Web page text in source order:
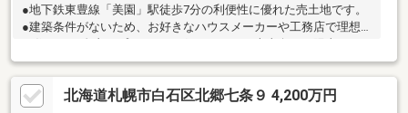
●地下鉄東豊線「美園」駅徒歩7分の利便性に優れた売土地です。
●建築条件がないため、お好きなハウスメーカーや工務店で理想
が良く、土地面積は約29.61坪。周辺にはスーパーやドラッグスト
ア、コンビニなど生活利便施設が充実しており、毎日の暮らしも
快適です●解体更地渡しのため、余計な解体費用を抑えてスムー
北海道札幌市白石区北郷七条９ 4,200万円